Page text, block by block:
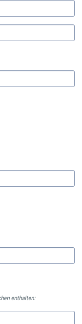
enthalten: